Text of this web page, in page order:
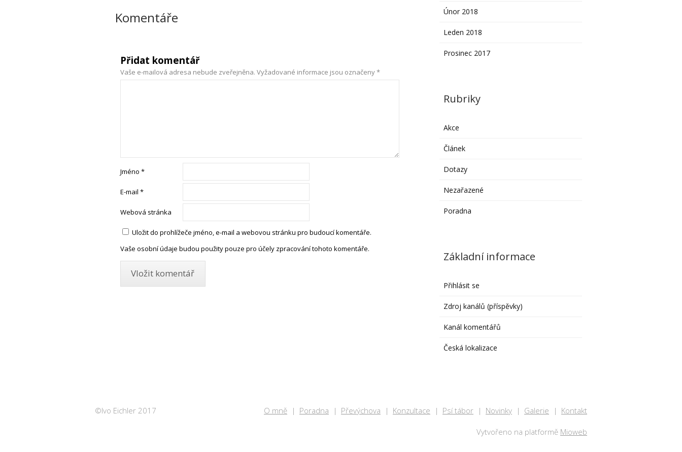
Komentáře
Přidat komentář
Vaše e-mailová adresa nebude zveřejněna. Vyžadované informace jsou označeny*
Jméno *
E-mail *
Webová stránka
Uložit do prohlížeče jméno, e-mail a webovou stránku pro budoucí komentáře.
Vaše osobní údaje budou použity pouze pro účely zpracování tohoto komentáře.
Únor 2018
Leden 2018
Prosinec 2017
Rubriky
Akce
Článek
Dotazy
Nezařazené
Poradna
Základní informace
Přihlásit se
Zdroj kanálů (příspěvky)
Kanál komentářů
Česká lokalizace
O mně Poradna Převýchova Konzultace Psí tábor Novinky Galerie Kontakt
©Ivo Eichler 2017
Vytvořeno na platformě Mioweb